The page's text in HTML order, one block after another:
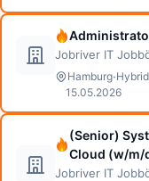
Jobriver IT
Hamburg·Hybrid
15.05.2026
(Senior)
Cloud (w/m/
Jobriver IT